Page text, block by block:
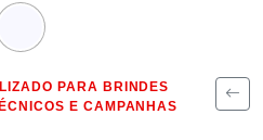
PARA BRINDES
E CAMPANHAS